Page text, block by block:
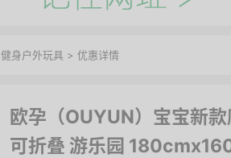
健身户外玩具 > 优惠详情
欧孕（OUYUN）宝宝新
可折叠 游乐园